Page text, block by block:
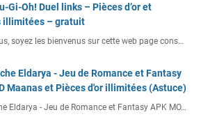
Gi-Oh! Duel links – Pièces d’or et
illimitées – gratuit
soyez les bienvenus sur cette web page cons…
Eldarya - Jeu de Romance et Fantasy
Maanas et Pièces d'or illimitées (Astuce)
Eldarya - Jeu de Romance et Fantasy APK MO…